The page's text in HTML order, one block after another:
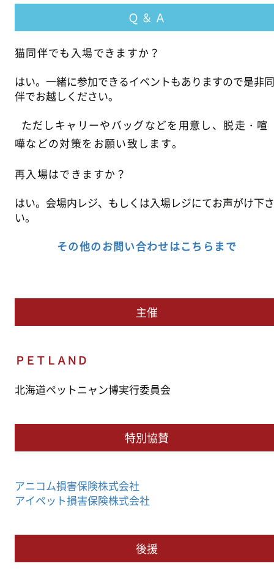
Ｑ ＆ Ａ
猫同伴でも入場できますか？
はい。一緒に参加できるイベントもありますので是非同
伴でお越しください。
ただしキャリーやバッグなどを用意し、脱走・喧
嘩などの対策をお願い致します。
再入場はできますか？
はい。会場内レジ、もしくは入場レジにてお声がけ下さ
い。
その他のお問い合わせはこちらまで
主催
ＰＥＴＬＡＮＤ
北海道ペットニャン博実行委員会
特別協賛
アニコム損害保険株式会社
アイペット損害保険株式会社
後援